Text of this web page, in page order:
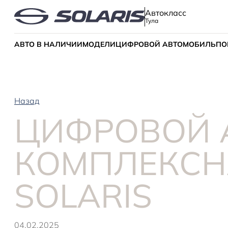
Автокласс
Тула
АВТО В НАЛИЧИИМОДЕЛИЦИФРОВОЙ АВТОМОБИЛЬ
Назад
ЦИФРОВОЙ
SOLARIS
04.02.2025